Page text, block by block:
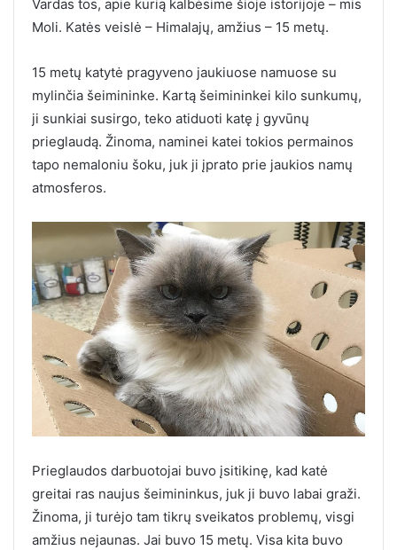
Vardas tos, apie kurią kalbėsime šioje istorijoje – mis
Moli. Katės veislė – Himalajų, amžius – 15 metų.
15 metų katytė pragyveno jaukiuose namuose su
mylinčia šeimininke. Kartą šeimininkei kilo sunkumų,
ji sunkiai susirgo, teko atiduoti katę į gyvūnų
prieglaudą. Žinoma, naminei katei tokios permainos
tapo nemaloniu šoku, juk ji įprato prie jaukios namų
atmosferos.
Prieglaudos darbuotojai buvo įsitikinę, kad katė
greitai ras naujus šeimininkus, juk ji buvo labai graži.
Žinoma, ji turėjo tam tikrų sveikatos problemų, visgi
amžius nejaunas. Jai buvo 15 metų. Visa kita buvo